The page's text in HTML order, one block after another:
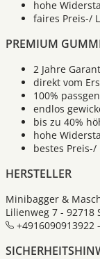
hohe
faires Preis-/
PREMIUM
2 Jahre
direkt vom
100%
endlos
bis zu 40%
hohe
bestes
HERSTELLER
Minibagger &
Lilienweg 7 - 92718
+4916090913922 -